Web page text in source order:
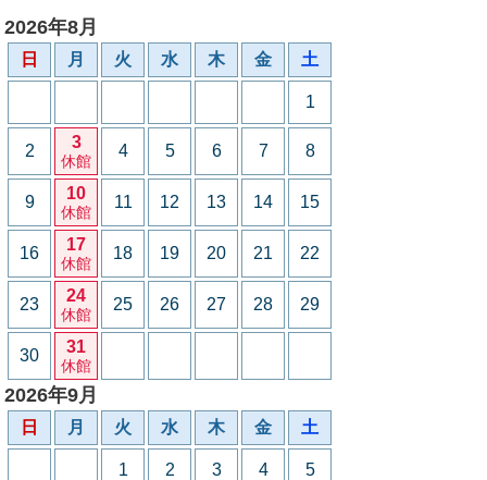
2026年8月
日 月 火 水 木 金 土
1
2 3
休館
4 5 6 7 8
9 10
休館
11 12 13 14 15
16 17
休館
18 19 20 21 22
23 24
休館
25 26 27 28 29
30 31
休館
2026年9月
日 月 火 水 木 金 土
1 2 3 4 5